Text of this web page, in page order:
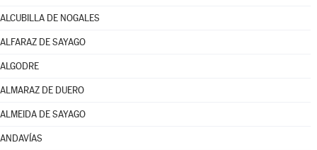
ALCUBILLA DE NOGALES
ALFARAZ DE SAYAGO
ALGODRE
ALMARAZ DE DUERO
ALMEIDA DE SAYAGO
ANDAVÍAS